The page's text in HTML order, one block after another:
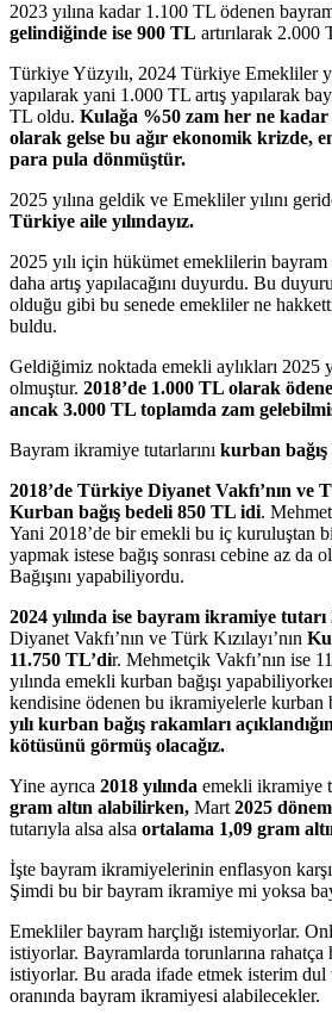
2023 yılına kadar 1.100 TL ödenen
gelindiğinde ise 900 TL artırılarak 2.000
Türkiye Yüzyılı, 2024 Türkiye Emekliler
yapılarak yani 1.000 TL artış yapılarak
TL oldu. Kulağa %50 zam her ne
olarak gelse bu ağır ekonomik krizde,
para pula dönmüştür.
2025 yılına geldik ve Emekliler yılını
Türkiye aile yılındayız.
2025 yılı için hükümet emeklilerin
daha artış yapılacağını duyurdu. Bu
olduğu gibi bu senede emekliler ne
buldu.
Geldiğimiz noktada emekli aylıkları 2025
olmuştur. 2018’de 1.000 TL olarak
ancak 3.000 TL toplamda zam
Bayram ikramiye tutarlarını kurban
2018’de Türkiye Diyanet Vakfı’nın ve
Kurban bağış bedeli 850 TL idi.
Yani 2018’de bir emekli bu iç kuruluştan
yapmak istese bağış sonrası cebine az da
Bağışını yapabiliyordu.
2024 yılında ise bayram ikramiye
Diyanet Vakfı’nın ve Türk Kızılayı’nın
11.750 TL’dir. Mehmetçik Vakfı’nın ise
yılında emekli kurban bağışı
kendisine ödenen bu ikramiyelerle kurban
yılı kurban bağış rakamları
kötüsünü görmüş olacağız.
Yine ayrıca 2018 yılında emekli ikramiye
gram altın alabilirken, Mart 2025
tutarıyla alsa alsa ortalama 1,09 gram
İşte bayram ikramiyelerinin enflasyon
Şimdi bu bir bayram ikramiye mi yoksa
Emekliler bayram harçlığı istemiyorlar.
istiyorlar. Bayramlarda torunlarına rahatça
istiyorlar. Bu arada ifade etmek isterim dul
oranında bayram ikramiyesi alabilecekler.